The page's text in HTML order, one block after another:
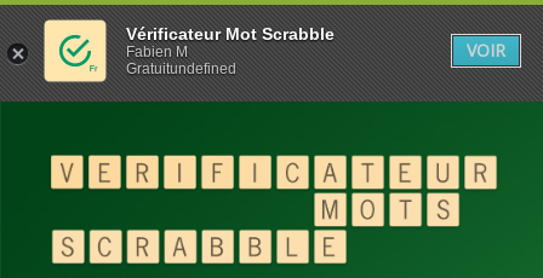
Vérificateur Mot Scrabble
Fabien M
Gratuitundefined
VOIR